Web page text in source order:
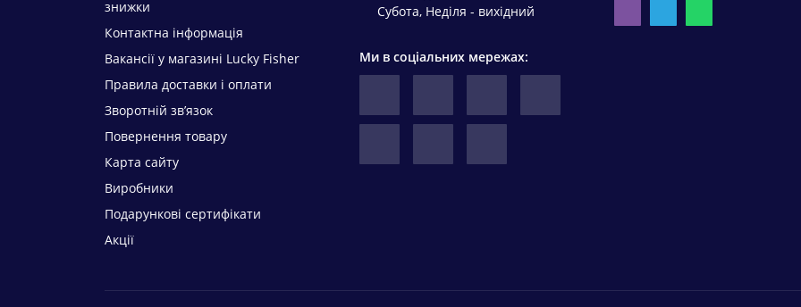
знижки
Контактна інформація
Вакансії у магазині Lucky Fisher
Правила доставки і оплати
Зворотній зв’язок
Повернення товару
Карта сайту
Виробники
Подарункові сертифікати
Акції
Субота, Неділя - вихідний
Ми в соціальних мережах: